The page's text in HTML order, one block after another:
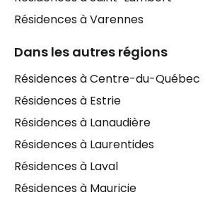
Résidences à Varennes
Dans les autres régions
Résidences à Centre-du-Québec
Résidences à Estrie
Résidences à Lanaudière
Résidences à Laurentides
Résidences à Laval
Résidences à Mauricie